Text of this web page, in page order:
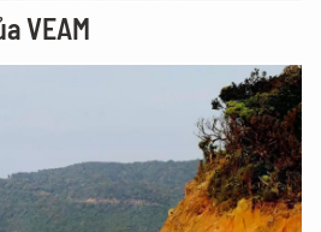
VEAM